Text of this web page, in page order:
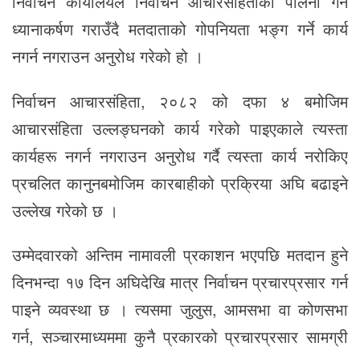
ध्यानाकर्षण गराउँदै मतदाताको गोपनियता भङ्ग गर्ने कार्य
नगर्न नगराउन अनुरोध गरेको हो ।
निर्वाचन आचारसंहिता, २०८२ को दफा ४ बमोजिम
आचारसंहिता उल्लङ्घनको कार्य गरेको पाइएकाले त्यस्ता
कार्यहरू नगर्न नगराउन अनुरोध गर्दै त्यस्ता कार्य नरोकिए
प्रचलित कानुनबमोजिम कारबाहीको प्रक्रिया अघि बढाइने
उल्लेख गरेको छ ।
उम्मेदवारको अन्तिम नामावली प्रकाशन भएपछि मतदान हुने
दिनभन्दा १७ दिन अघिदेखि मात्र निर्वाचन प्रचारप्रसार गर्न
पाइने व्यवस्था छ । त्यसमा जुलुस, आमसभा वा कोणसभा
गर्न, सञ्चारमाध्यममा कुनै प्रकारको प्रचारप्रसार सामग्री